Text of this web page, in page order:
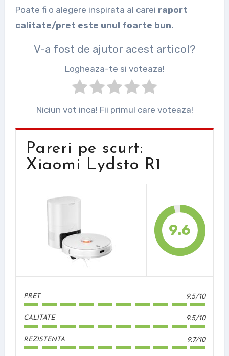
Poate fi o alegere inspirata al carei raport
calitate/pret este unul foarte bun.
V-a fost de ajutor acest articol?
Logheaza-te si voteaza!
Niciun vot inca! Fii primul care voteaza!
Pareri pe scurt:
Xiaomi Lydsto R1
9.6
PRET 9.5/10
CALITATE 9.5/10
REZISTENTA 9.7/10